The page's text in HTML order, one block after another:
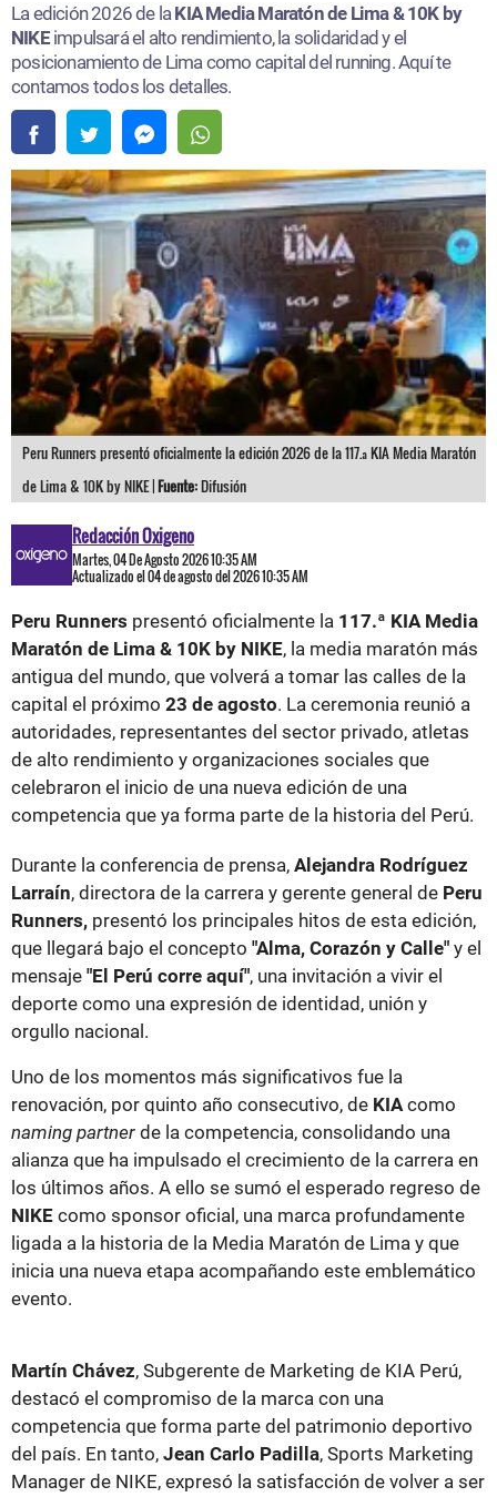
La edición 2026 de la KIA Media Maratón de Lima & 10K by
NIKEimpulsará el alto rendimiento, la solidaridad y el
posicionamiento de Lima como capital del running. Aquí te
contamos todos los detalles.
Peru Runners presentó oficialmente la edición 2026 de la 117.ª KIA Media Maratón
de Lima & 10K by NIKE |Fuente:Difusión
Redacción Oxigeno
Martes, 04 De Agosto 2026 10:35 AM
Actualizado el 04 de agosto del 2026 10:35 AM
Peru Runners presentó oficialmente la 117.ª KIA Media
Maratón de Lima & 10K by NIKE, la media maratón más
antigua del mundo, que volverá a tomar las calles de la
capital el próximo 23 de agosto. La ceremonia reunió a
autoridades, representantes del sector privado, atletas
de alto rendimiento y organizaciones sociales que
celebraron el inicio de una nueva edición de una
competencia que ya forma parte de la historia del Perú.
Durante la conferencia de prensa, Alejandra Rodríguez
Larraín, directora de la carrera y gerente general de Peru
Runners, presentó los principales hitos de esta edición,
que llegará bajo el concepto "Alma, Corazón y Calle" y el
mensaje "El Perú corre aquí", una invitación a vivir el
deporte como una expresión de identidad, unión y
orgullo nacional.
Uno de los momentos más significativos fue la
renovación, por quinto año consecutivo, de KIAcomo
naming partner de la competencia, consolidando una
alianza que ha impulsado el crecimiento de la carrera en
los últimos años. A ello se sumó el esperado regreso de
NIKE como sponsor oficial, una marca profundamente
ligada a la historia de la Media Maratón de Lima y que
inicia una nueva etapa acompañando este emblemático
evento.
Martín Chávez, Subgerente de Marketing de KIA Perú,
destacó el compromiso de la marca con una
competencia que forma parte del patrimonio deportivo
del país. En tanto, Jean Carlo Padilla, Sports Marketing
Manager de NIKE, expresó la satisfacción de volver a ser